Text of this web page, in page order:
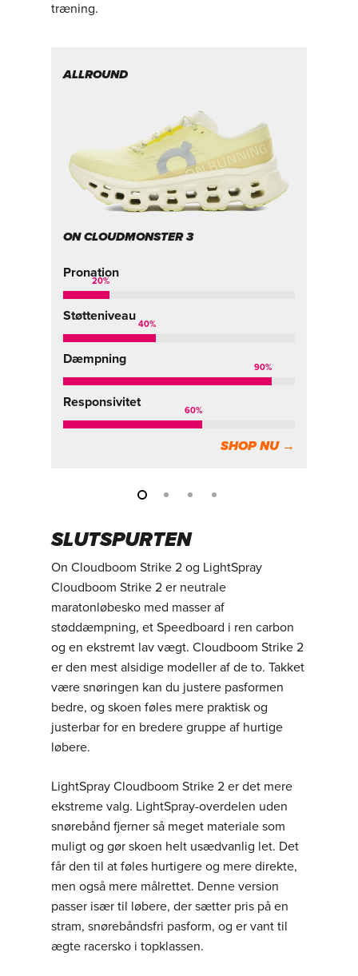
træning.
ALLROUND
ON CLOUDMONSTER 3
Pronation
20%
Støtteniveau
40%
Dæmpning
90%
Responsivitet
60%
SHOP NU →
SLUTSPURTEN
On Cloudboom Strike 2 og LightSpray
Cloudboom Strike 2 er neutrale
maratonløbesko med masser af
støddæmpning, et Speedboard i ren carbon
og en ekstremt lav vægt. Cloudboom Strike 2
er den mest alsidige modeller af de to. Takket
være snøringen kan du justere pasformen
bedre, og skoen føles mere praktisk og
justerbar for en bredere gruppe af hurtige
løbere.
LightSpray Cloudboom Strike 2 er det mere
ekstreme valg. LightSpray-overdelen uden
snørebånd fjerner så meget materiale som
muligt og gør skoen helt usædvanlig let. Det
får den til at føles hurtigere og mere direkte,
men også mere målrettet. Denne version
passer især til løbere, der sætter pris på en
stram, snørebåndsfri pasform, og er vant til
ægte racersko i topklassen.